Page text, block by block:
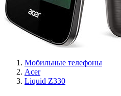
Мобильные телефоны
Acer
Liquid Z330